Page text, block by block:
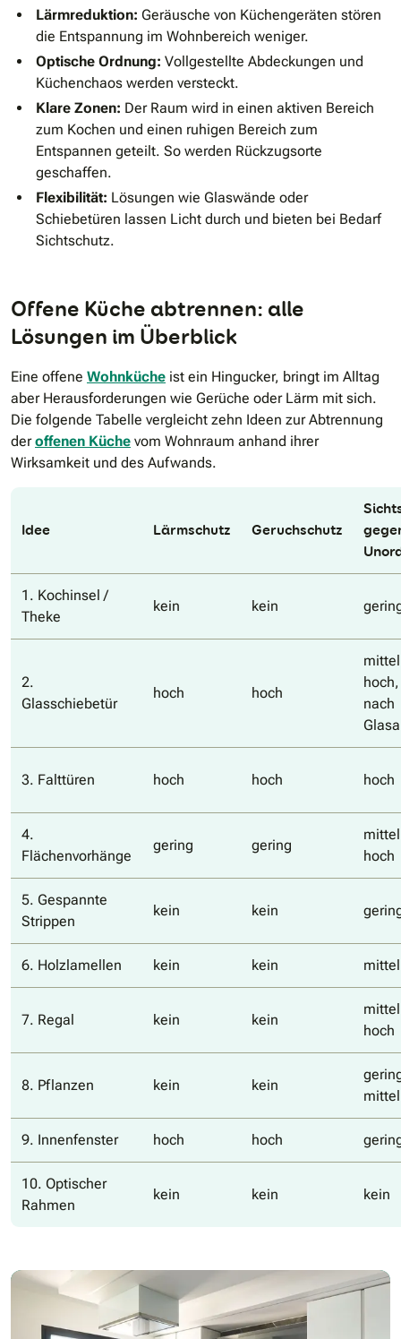
Lärmreduktion: Geräusche von Küchengeräten stören
die Entspannung im Wohnbereich weniger.
Optische Ordnung: Vollgestellte Abdeckungen und
Küchenchaos werden versteckt.
Klare Zonen: Der Raum wird in einen aktiven Bereich
zum Kochen und einen ruhigen Bereich zum
Entspannen geteilt. So werden Rückzugsorte
geschaffen.
Flexibilität: Lösungen wie Glaswände oder
Schiebetüren lassen Licht durch und bieten bei Bedarf
Sichtschutz.
Offene Küche abtrennen: alle
Lösungen im Überblick
Eine offene Wohnküche ist ein Hingucker, bringt im Alltag
aber Herausforderungen wie Gerüche oder Lärm mit sich.
Die folgende Tabelle vergleicht zehn Ideen zur Abtrennung
deroffenen Küche vom Wohnraum anhand ihrer
Wirksamkeit und des Aufwands.
Idee Lärmschutz Geruchschutz
1. Kochinsel /
Theke
kein kein
2.
Glasschiebetür
hoch hoch
nach
3. Falttüren hoch hoch hoch
4.
Flächenvorhänge
gering gering
hoch
5. Gespannte
Strippen
kein kein
6. Holzlamellen kein kein mittel
7. Regal kein kein
hoch
8. Pflanzen kein kein
mittel
9. Innenfenster hoch hoch
10. Optischer
Rahmen
kein kein kein